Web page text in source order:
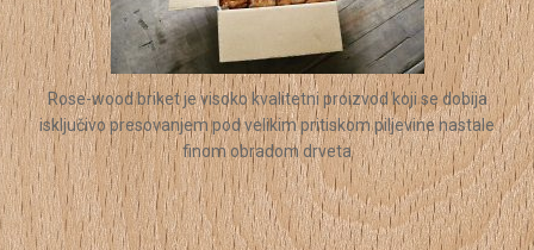
Rose-wood briket je visoko kvalitetni proizvod koji se dobija
isključivo presovanjem pod velikim pritiskom piljevine nastale
finom obradom drveta